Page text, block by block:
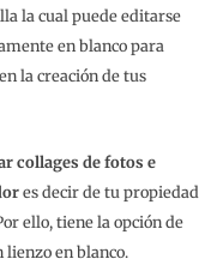
la cual puede editarse
en blanco para
la creación de tus
collages de fotos e
es decir de tu propiedad
ello, tiene la opción de
lienzo en blanco.